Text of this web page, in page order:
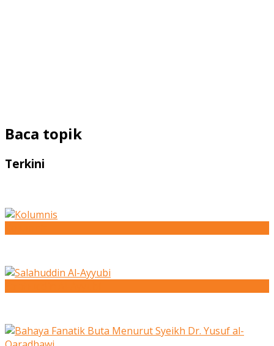
Baca topik
Terkini